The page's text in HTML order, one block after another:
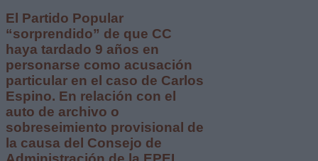
El Partido Popular
“sorprendido” de que CC
haya tardado 9 años en
personarse como acusación
particular en el caso de Carlos
Espino. En relación con el
auto de archivo o
sobreseimiento provisional de
la causa del Consejo de